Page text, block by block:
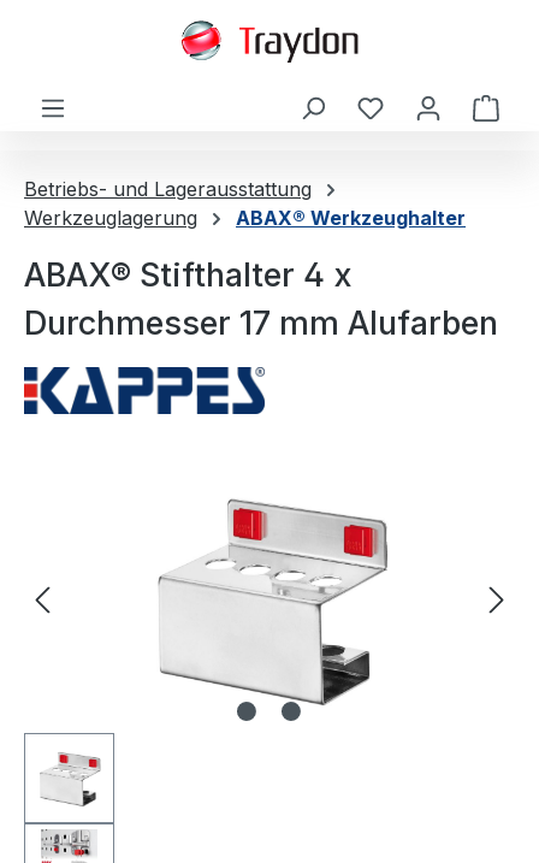
Betriebs- und Lagerausstattung
Werkzeuglagerung
ABAX® Werkzeughalter
ABAX® Stifthalter 4 x
Durchmesser 17 mm Alufarben